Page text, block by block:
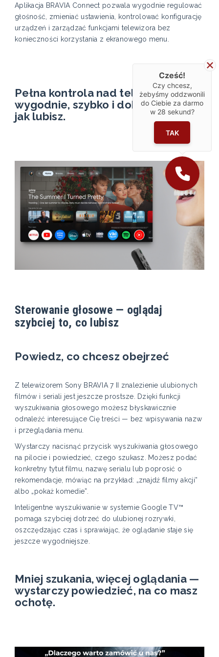
Aplikacja BRAVIA Connect pozwala wygodnie regulować
głośność, zmieniać ustawienia, kontrolować konfigurację
urządzeń i zarządzać funkcjami telewizora bez
konieczności korzystania z ekranowego menu.
Pełna kontrola nad telewizorem —
wygodnie, szybko i dokładnie tak,
jak lubisz.
Sterowanie głosowe — oglądaj
szybciej to, co lubisz
Powiedz, co chcesz obejrzeć
Z telewizorem Sony BRAVIA 7 II znalezienie ulubionych
filmów i seriali jest jeszcze prostsze. Dzięki funkcji
wyszukiwania głosowego możesz błyskawicznie
odnaleźć interesujące Cię treści — bez wpisywania nazw
i przeglądania menu.
Wystarczy nacisnąć przycisk wyszukiwania głosowego
na pilocie i powiedzieć, czego szukasz. Możesz podać
konkretny tytuł filmu, nazwę serialu lub poprosić o
rekomendacje, mówiąc na przykład: „znajdź filmy akcji”
albo „pokaż komedie”.
Inteligentne wyszukiwanie w systemie Google TV™
pomaga szybciej dotrzeć do ulubionej rozrywki,
oszczędzając czas i sprawiając, że oglądanie staje się
jeszcze wygodniejsze.
Mniej szukania, więcej oglądania —
wystarczy powiedzieć, na co masz
ochotę.
Cześć!
Czy chcesz,
żebyśmy oddzwonili
do Ciebie za darmo
w 28 sekund?
TAK